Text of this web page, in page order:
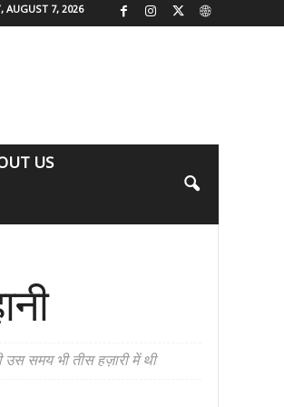
AUGUST 7, 2026
US
समय भी तीस हज़ारी में थी